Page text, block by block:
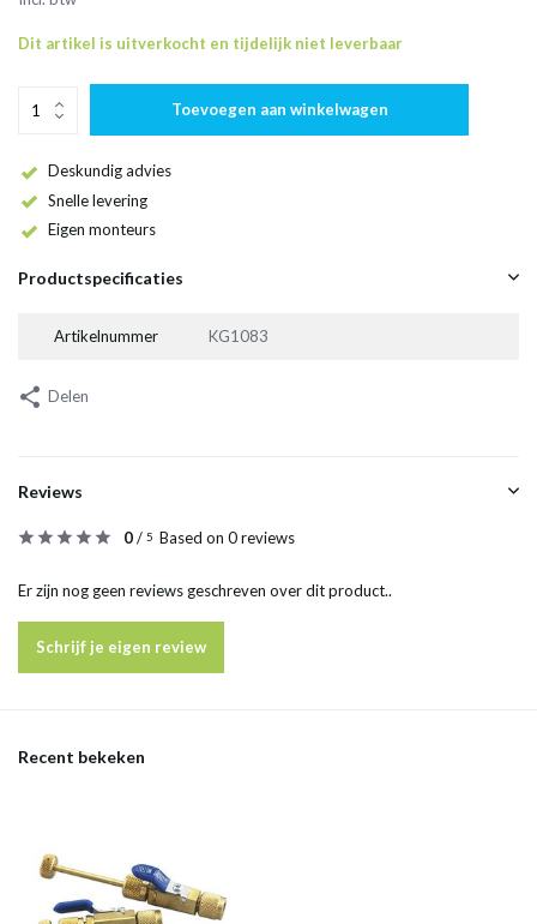
Dit artikel is uitverkocht en tijdelijk niet leverbaar
Toevoegen aan winkelwagen
Deskundig advies
Snelle levering
Eigen monteurs
Productspecificaties
Artikelnummer KG1083
Delen
Reviews
0/ 5 Based on 0 reviews
Er zijn nog geen reviews geschreven over dit product..
Schrijf je eigen review
Recent bekeken